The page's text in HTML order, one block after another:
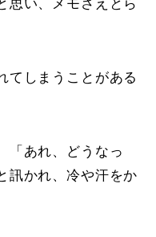
思い、メモさえとら
てしまうことがある
「あれ、どうなっ
かれ、冷や汗をか